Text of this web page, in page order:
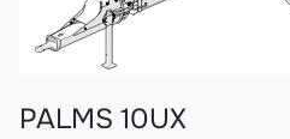
PALMS 10UX